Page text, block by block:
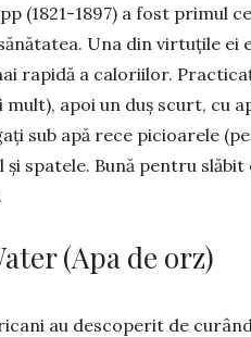
(1821-1897) a fost primul
Una din virtuțile ei
rapidă a ca­lo­riilor.
mult), apoi un duș scurt, cu
sub apă rece picioarele
spatele. Bună pentru
(Apa de orz)
au descoperit de